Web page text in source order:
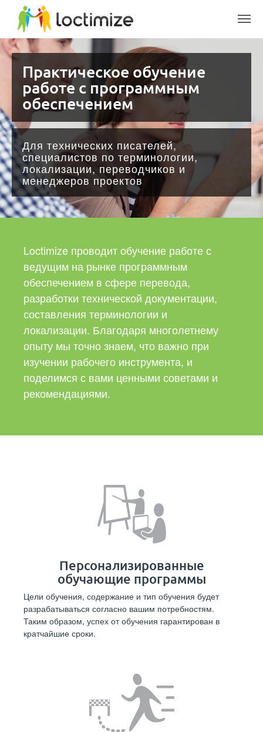
Skip to main content
Практическое обучение
работе с программным
обеспечением
Для технических писателей,
специалистов по терминологии,
локализации, переводчиков и
менеджеров проектов
Loctimize проводит обучение работе с
ведущим на рынке программным
обеспечением в сфере перевода,
разработки технической документации,
составления терминологии и
локализации. Благодаря многолетнему
опыту мы точно знаем, что важно при
изучении рабочего инструмента, и
поделимся с вами ценными советами и
рекомендациями.
Персонализированные
обучающие программы
Цели обучения, содержание и тип обучения будет
разрабатываться согласно вашим потребностям.
Таким образом, успех от обучения гарантирован в
кратчайшие сроки.